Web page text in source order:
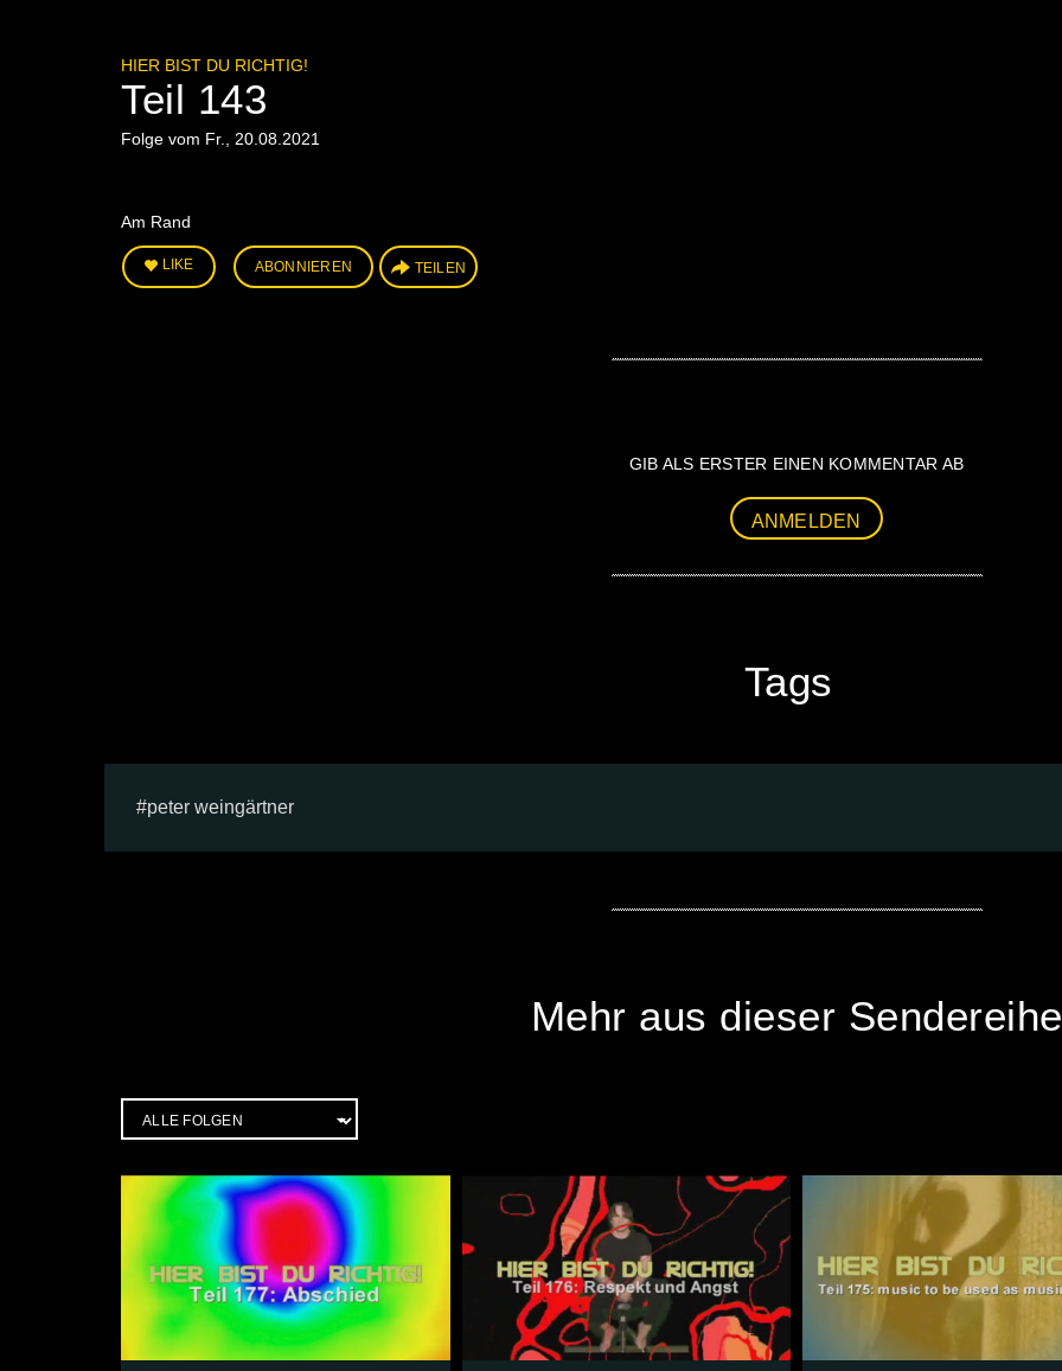
HIER BIST DU RICHTIG!
Teil 143
Folge vom Fr., 20.08.2021
Am Rand
LIKE ABONNIEREN TEILEN
GIB ALS ERSTER EINEN KOMMENTAR AB
ANMELDEN
Tags
peter weingärtner
Mehr aus dieser Sendereihe